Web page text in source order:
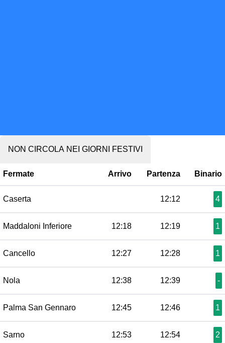
NON CIRCOLA NEI GIORNI FESTIVI
Fermate Arrivo Partenza Binario
Caserta 12:12 4
Maddaloni Inferiore 12:18 12:19 1
Cancello 12:27 12:28 1
Nola 12:38 12:39 -
Palma San Gennaro 12:45 12:46 1
Sarno 12:53 12:54 2